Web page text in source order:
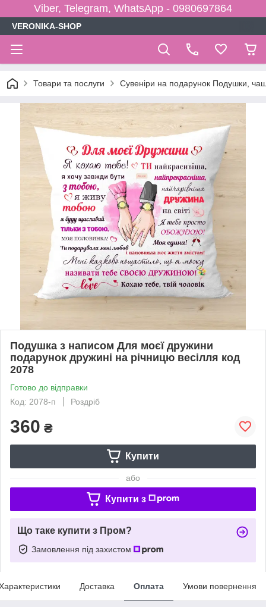
Viber, Telegram, WhatsApp - 0980697864
VERONIKA-SHOP
Товари та послуги Сувеніри на подарунок Подушки,
Подушка з написом Для моєї дружини
подарунок дружині на річницю весілля код
2078
Готово до відправки
Код: 2078-п
Роздріб
360 ₴
Купити
або
Купити з
Що таке купити з Пром?
Замовлення під захистом
Доставка Оплата Умови повернення